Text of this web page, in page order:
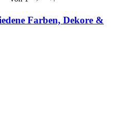
Farben, Dekore &